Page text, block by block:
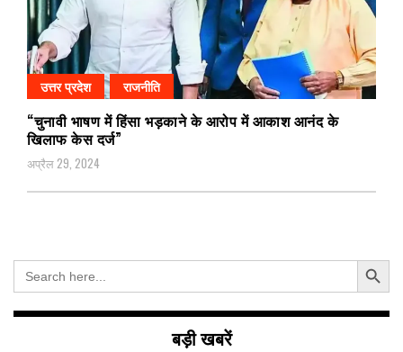
उत्तर प्रदेश राजनीति
“चुनावी भाषण में हिंसा भड़काने के आरोप में आकाश आनंद के
खिलाफ केस दर्ज”
अप्रैल 29, 2024
Search
for:
Search Button
बड़ी खबरें